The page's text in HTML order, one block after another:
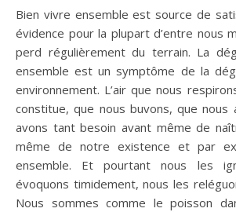
Bien vivre ensemble est source de satisfaction. C’est une
évidence pour la plupart d’entre nous
perd régulièrement du terrain. La
ensemble est un symptôme de la
environnement. L’air que nous
constitue, que nous buvons, que nous
avons tant besoin avant même de
même de notre existence et par
ensemble. Et pourtant nous les
évoquons timidement, nous les
Nous sommes comme le poisson